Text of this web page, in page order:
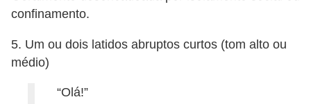
confinamento.
5. Um ou dois latidos abruptos curtos (tom alto ou
médio)
“Olá!”
e
e